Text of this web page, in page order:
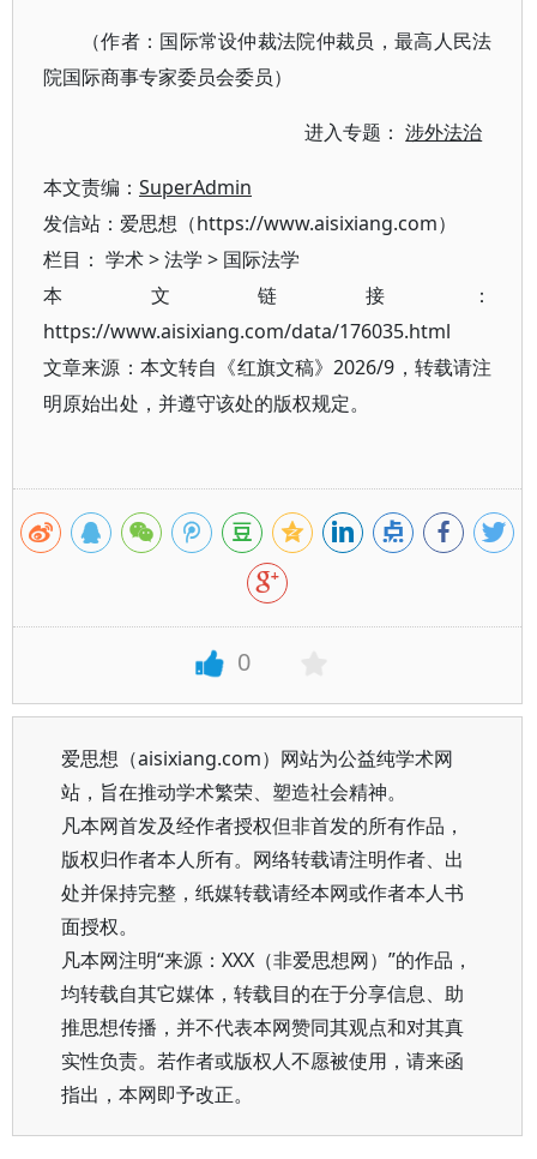
（作者：国际常设仲裁法院仲裁员，最高人民法
院国际商事专家委员会委员）
进入专题：涉外法治
本文责编： SuperAdmin
发信站：爱思想（https://www.aisixiang.com）
栏目： 学术>法学 > 国际法学
本文链接：
https://www.aisixiang.com/data/176035.html
文章来源：本文转自《红旗文稿》2026/9，转载请注
明原始出处，并遵守该处的版权规定。
0
爱思想（aisixiang.com）网站为公益纯学术网
站，旨在推动学术繁荣、塑造社会精神。
凡本网首发及经作者授权但非首发的所有作品，
版权归作者本人所有。网络转载请注明作者、出
处并保持完整，纸媒转载请经本网或作者本人书
面授权。
凡本网注明“来源：XXX（非爱思想网）”的作品，
均转载自其它媒体，转载目的在于分享信息、助
推思想传播，并不代表本网赞同其观点和对其真
实性负责。若作者或版权人不愿被使用，请来函
指出，本网即予改正。